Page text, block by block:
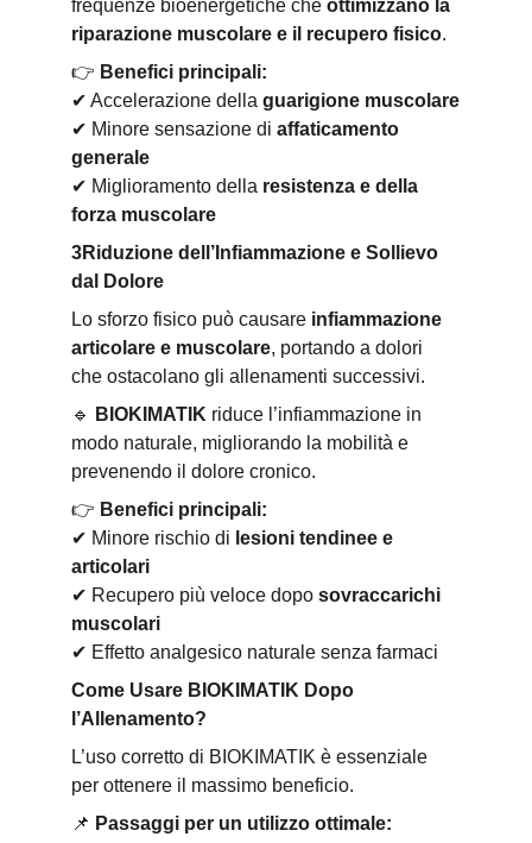
frequenze bioenergetiche che ottimizzano la
riparazione muscolare e il recupero fisico.
👉 Benefici principali:
✔ Accelerazione della guarigione muscolare
✔ Minore sensazione di affaticamento
generale
✔ Miglioramento della resistenza e della
forza muscolare
3️Riduzione dell’Infiammazione e Sollievo
dal Dolore
Lo sforzo fisico può causare infiammazione
articolare e muscolare, portando a dolori
che ostacolano gli allenamenti successivi.
🔹
BIOKIMATIK riduce l’infiammazione in
modo naturale, migliorando la mobilità e
prevenendo il dolore cronico.
👉 Benefici principali:
✔ Minore rischio di lesioni tendinee e
articolari
✔ Recupero più veloce dopo sovraccarichi
muscolari
✔ Effetto analgesico naturale senza farmaci
Come Usare BIOKIMATIK Dopo
l’Allenamento?
L’uso corretto di BIOKIMATIK è essenziale
per ottenere il massimo beneficio.
📌 Passaggi per un utilizzo ottimale: